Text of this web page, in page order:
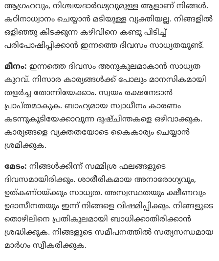
ആഗ്രഹവും, നിശ്ചയദാർഢ്യവുമുള്ള ആളാണ് നിങ്ങള്‍.
കഠിനാധ്വാനം ചെയ്യാൻ മടിയുള്ള വ്യക്തിയല്ല. നിങ്ങളിൽ
ഒളിഞ്ഞു കിടക്കുന്ന കഴിവിനെ കണ്ടു പിടിച്ച്
പരിപോഷിപ്പിക്കാൻ ഇന്നത്തെ ദിവസം സാധ്യതയുണ്ട്.
മീനം: ഇന്നത്തെ ദിവസം അനുകൂലമാകാൻ സാധ്യത
കുറവ്. നിസാര കാര്യങ്ങൾക്ക് പോലും മാനസികമായി
തളർച്ച തോന്നിയേക്കാം. സ്വയം രക്ഷനേടാൻ
പ്രാപ്‌തമാകുക. ബാഹ്യമായ സ്വാധീനം കാരണം
കടന്നുകൂടിയേക്കാവുന്ന ദുഷ്‌ചിന്തകളെ ഒഴിവാക്കുക.
കാര്യങ്ങളെ വ്യക്തതയോടെ കൈകാര്യം ചെയ്യാൻ
ശ്രമിക്കുക.
മേടം:നിങ്ങള്‍ക്കിന്ന് സമ്മിശ്ര ഫലങ്ങളുടെ
ദിവസമായിരിക്കും‍. ശാരീരികമായ അനാരോഗ്യവും,
ഉത്‌കണ്‌ഠയ്ക്കും സാധ്യത. അസ്വസ്ഥതയും ക്ഷീണവും
ഉദാസീനതയും ഇന്ന് നിങ്ങളെ വിഷമിപ്പിക്കും. നിങ്ങളുടെ
തൊഴിലിനെ പ്രതികൂലമായി ബാധിക്കാതിരിക്കാൻ
ശ്രദ്ധിക്കുക. നിങ്ങളുടെ സമീപനത്തില്‍ സത്യസന്ധമായ
മാര്‍ഗം സ്വീകരിക്കുക.